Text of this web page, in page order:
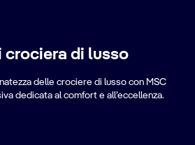
crociera di lusso
delle crociere di lusso con MSC
dedicata al comfort e all’eccellenza.
ed
solarium e piscina